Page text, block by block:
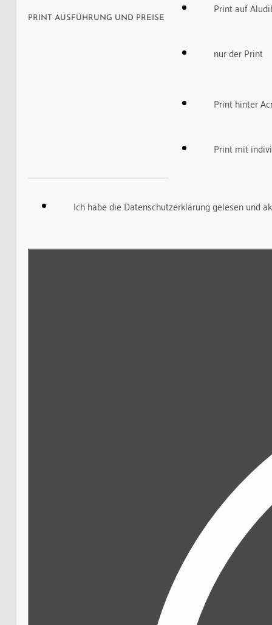
PRINT AUSFÜHRUNG UND PREISE
Print auf
nur der Print
Print hinter
Print mit
Ich habe die Datenschutzerklärung gelesen und